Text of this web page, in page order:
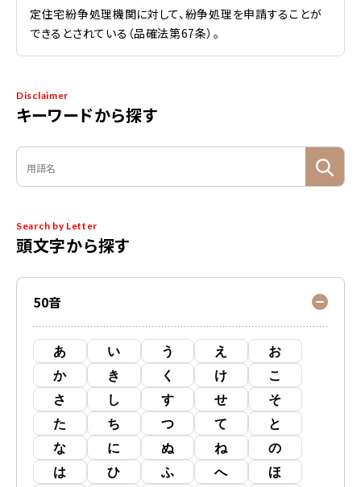
Disclaimer
キーワードから探す
Search by Letter
頭文字から探す
50音
あ い う え
お
か
き く け
こ
さ
し す せ
そ
た
ち つ て
と
な
に ぬ ね
の
は
ひ ふ へ
ほ
定住宅紛争処理機関に対して、紛争処理を申請することが
できるとされている（品確法第67条）。